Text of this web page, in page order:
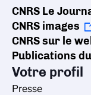
CNRS Le
CNRS images
CNRS sur le
Publications du
Votre profil
Presse